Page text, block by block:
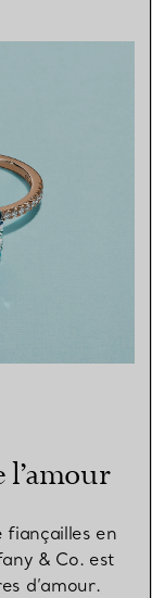
l’amour
fiançailles en
& Co. est
d’amour.